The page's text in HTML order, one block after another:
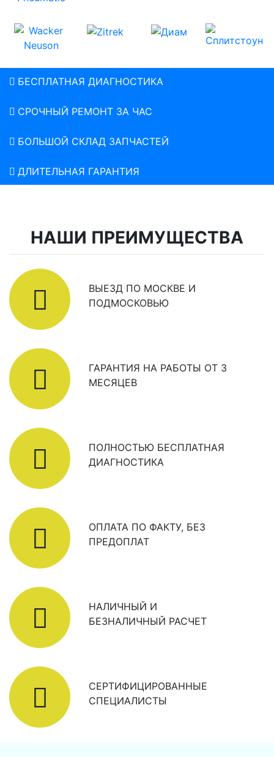
БЕСПЛАТНАЯ ДИАГНОСТИКА
СРОЧНЫЙ РЕМОНТ ЗА ЧАС
БОЛЬШОЙ СКЛАД ЗАПЧАСТЕЙ
ДЛИТЕЛЬНАЯ ГАРАНТИЯ
НАШИ ПРЕИМУЩЕСТВА
ВЫЕЗД ПО МОСКВЕ И
ПОДМОСКОВЬЮ
ГАРАНТИЯ НА РАБОТЫ ОТ 3
МЕСЯЦЕВ
ПОЛНОСТЬЮ БЕСПЛАТНАЯ
ДИАГНОСТИКА
ОПЛАТА ПО ФАКТУ, БЕЗ
ПРЕДОПЛАТ
НАЛИЧНЫЙ И
БЕЗНАЛИЧНЫЙ РАСЧЕТ
СЕРТИФИЦИРОВАННЫЕ
СПЕЦИАЛИСТЫ